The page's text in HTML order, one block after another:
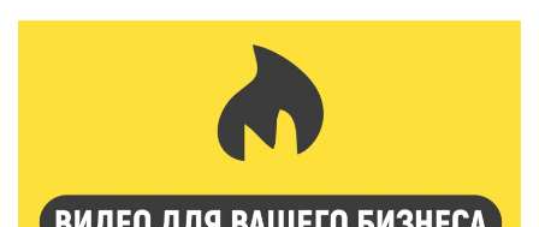
Социальный фонд РФ представил актуальные
данные о численности пенсионеров
Как питаться, чтобы мозг работал лучше:
Семина